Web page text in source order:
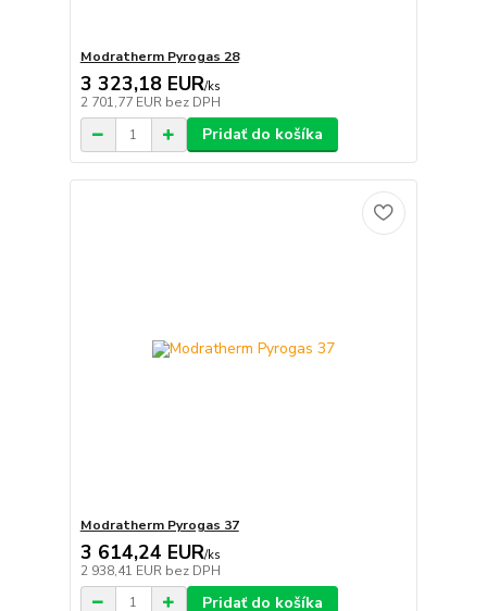
Modratherm Pyrogas 28
3 323,18 EUR/ks
2 701,77 EUR bez DPH
Pridať do košíka
Modratherm Pyrogas 37
3 614,24 EUR/ks
2 938,41 EUR bez DPH
Pridať do košíka